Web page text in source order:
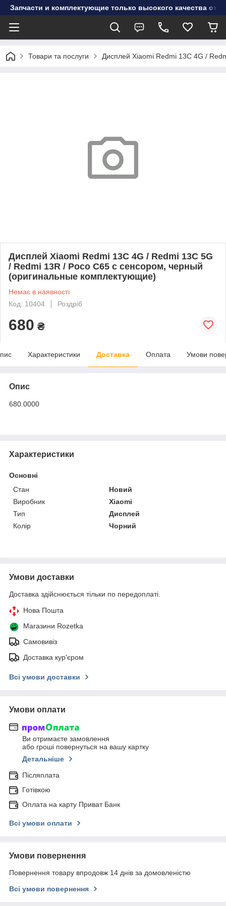
Запчасти и комплектующие только высокого качества от
Товари та послуги Дисплей Xiaomi Redmi 13C 4G /
Дисплей Xiaomi Redmi 13C 4G / Redmi 13C 5G
/ Redmi 13R / Poco C65 с сенсором, черный
(оригинальные комплектующие)
Немає в наявності
Код: 10404
Роздріб
680 ₴
Характеристики Доставка Оплата Умови
Опис
680.0000
Характеристики
Основні
Стан
Новий
Виробник
Xiaomi
Тип
Дисплей
Колір
Чорний
Умови доставки
Доставка здійснюється тільки по передоплаті.
Нова Пошта
Магазини Rozetka
Самовивіз
Доставка кур'єром
Всі умови доставки
Умови оплати
Ви отримаєте замовлення
або гроші повернуться на вашу картку
Детальніше
Післяплата
Готівкою
Оплата на карту Приват Банк
Всі умови оплати
Умови повернення
Повернення товару впродовж 14 днів за домовленістю
Всі умови повернення